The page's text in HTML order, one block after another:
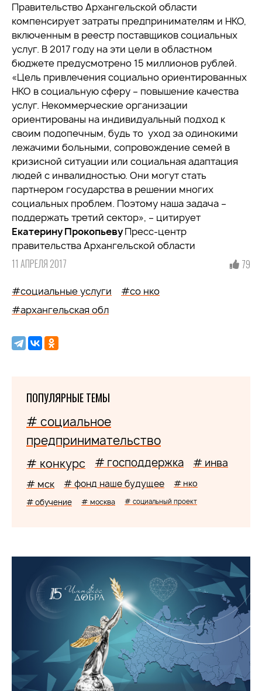
Правительство Архангельской области
компенсирует затраты предпринимателям и НКО,
включенным в реестр поставщиков социальных
услуг. В 2017 году на эти цели в областном
бюджете предусмотрено 15 миллионов рублей.
«Цель привлечения социально ориентированных
НКО в социальную сферу – повышение качества
услуг. Некоммерческие организации
ориентированы на индивидуальный подход к
своим подопечным, будь то уход за одинокими
лежачими больными, сопровождение семей в
кризисной ситуации или социальная адаптация
людей с инвалидностью. Они могут стать
партнером государства в решении многих
социальных проблем. Поэтому наша задача –
поддержать третий сектор», – цитирует
Екатерину ПрокопьевуПресс-центр
правительства Архангельской области
11 АПРЕЛЯ 2017 79
#социальные услуги
#co нко
#архангельская обл
ПОПУЛЯРНЫЕ ТЕМЫ
# социальное
предпринимательство
# конкурс # господдержка # инва
# мск # фонд наше будущее # нко
# обучение # москва # социальный проект